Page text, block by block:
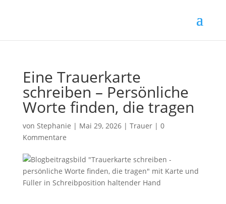
Eine Trauerkarte
schreiben – Persönliche
Worte finden, die tragen
von Stephanie | Mai 29, 2026| Trauer| 0
Kommentare